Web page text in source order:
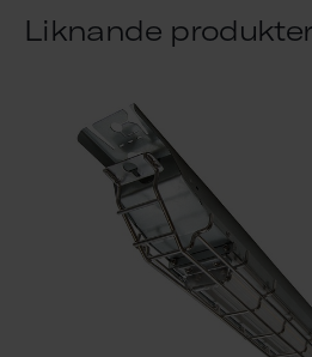
Liknande produkter